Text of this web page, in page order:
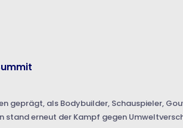
geprägt, als Bodybuilder, Schauspieler,
stand erneut der Kampf gegen